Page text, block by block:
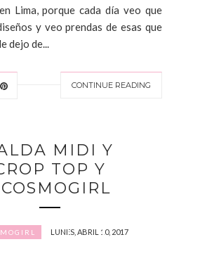
Lima, porque cada día veo que
y veo prendas de esas que
dejo de...
CONTINUE READING
MIDI Y
TOP Y
LUNES, ABRIL 10, 2017